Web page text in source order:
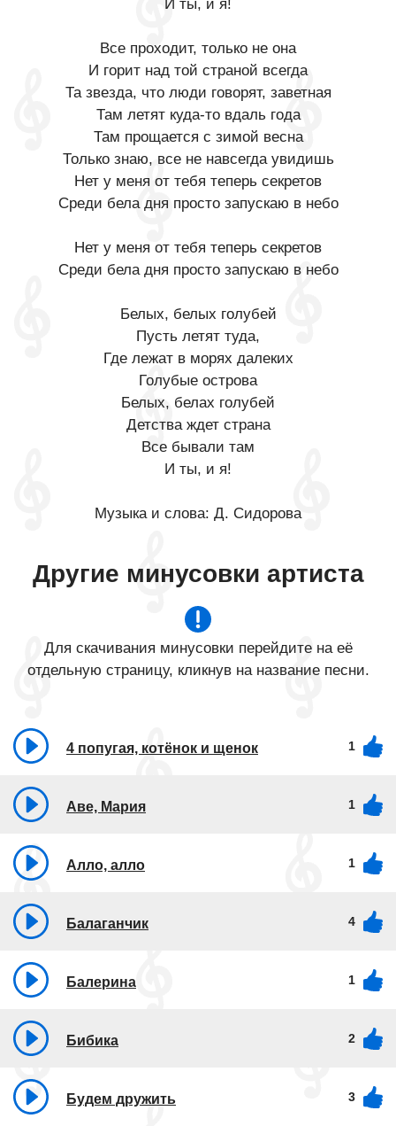
И ты, и я!
Все проходит, только не она
И горит над той страной всегда
Та звезда, что люди говорят, заветная
Там летят куда-то вдаль года
Там прощается с зимой весна
Только знаю, все не навсегда увидишь
Нет у меня от тебя теперь секретов
Среди бела дня просто запускаю в небо
Нет у меня от тебя теперь секретов
Среди бела дня просто запускаю в небо
Белых, белых голубей
Пусть летят туда,
Где лежат в морях далеких
Голубые острова
Белых, белах голубей
Детства ждет страна
Все бывали там
И ты, и я!
Музыка и слова: Д. Сидорова
Другие минусовки артиста
Для скачивания минусовки перейдите на её
отдельную страницу, кликнув на название песни.
4 попугая, котёнок и щенок 1
Аве, Мария 1
Алло, алло 1
Балаганчик 4
Балерина 1
Бибика 2
Будем дружить 3